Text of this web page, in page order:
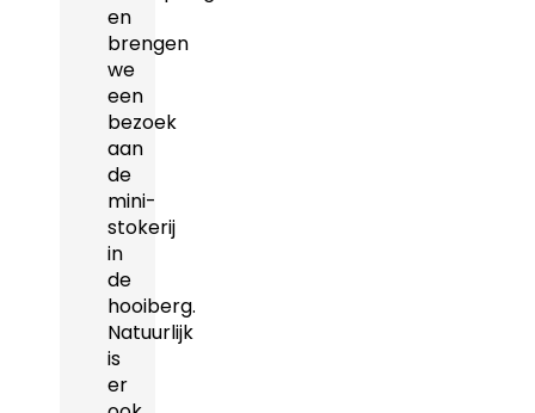
en
brengen
we
een
bezoek
aan
de
mini-
stokerij
in
de
hooiberg.
Natuurlijk
is
er